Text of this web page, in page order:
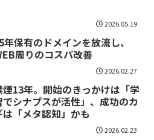
2026.05.19
年保有のドメインを放流し、
周りのコスパ改善
2026.02.27
煙13年。開始のきっかけは「学
でシナプスが活性」、成功のカ
は「メタ認知」かも
2026.02.23